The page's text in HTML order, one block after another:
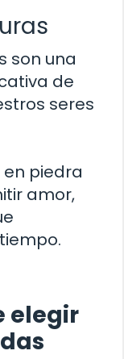
son una
de
seres
piedra
amor,
elegir